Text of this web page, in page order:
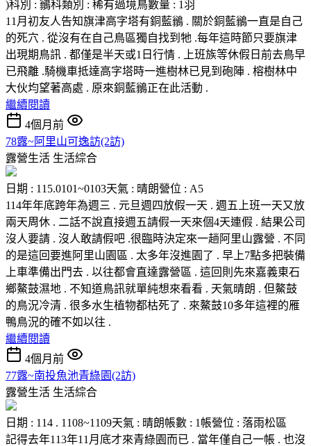
)科別 : 鶲科類別 : 稀有過境鳥數量 : 1羽
11月初友人告知旗津高字塔有銅藍鶲 . 關於銅藍鶲一直是自己
的死穴 . 從沒有在自己鳥區獨自找到牠 .每年這時節只要旗津
出現期鳥訊 . 都僅是半天或1日行情 . 上班族等休假日前去鳥早
已飛離 .騎機車抵達高字塔時一進樹林已見到砲陣 . 榕樹林中
大伙均望著高處 . 原來銅藍鶲正在此活動 .
繼續閱讀
4個月前
78露~阿里山可逸訪(2訪)
露營生活 生活綜合
日期 : 115.0101~0103天氣 : 晴朗營位 : A5
114年年底跨年為週三 . 元旦週四放假一天 . 週五上班一天又放
兩天周休 . 二話不說直接週五請假一天來個4天連假 . 結果公司
沒人要請 . 沒人敢請假吧 .很臨時決定來一趟阿里山露營 . 不同
的是這回要進阿里山園區 . 太多年沒進園了 . 早上7點多把裝備
上車準備出門去 . 以往都會直達露營區 . 這回則先來嘉義東石
鄉鰲鼓濕地 . 不知道鳥訊就單純想來看看 . 天氣晴朗 . 但鰲鼓
的鳥況冷清 . 很多水生植物都枯死了 . 來鰲鼓10多年這裡的雁
鴨鳥況的確不如以往 .
繼續閱讀
4個月前
77露~南投魚池青綠園(2訪)
露營生活 生活綜合
日期 : 114 . 1108~1109天氣 : 晴朗帳數 : 1帳營位 : 落雨松區
記得去年113年11月底才來青綠園而已 . 當年僅自己一帳 . 也沒